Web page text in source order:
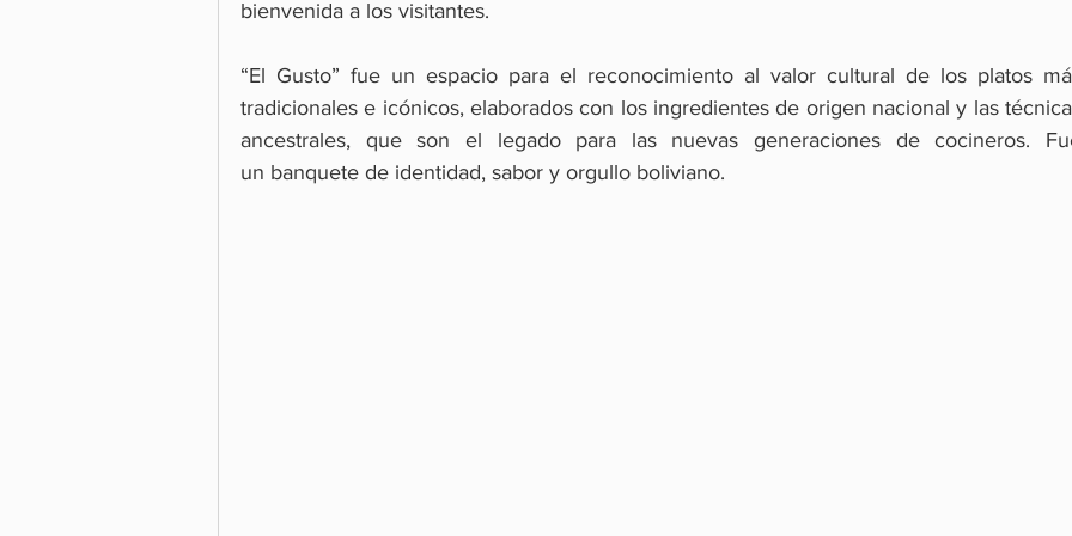
bienvenida a los visitantes.
“El Gusto” fue un espacio para el reconocimiento al valor cultural de los platos
tradicionales e icónicos, elaborados con los ingredientes de origen nacional y las
ancestrales, que son el legado para las nuevas generaciones de cocineros.
un banquete de identidad, sabor y orgullo boliviano.